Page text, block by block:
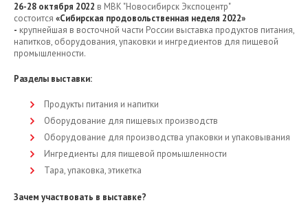
26-28 октября 2022 в МВК "Новосибирск Экспоцентр"
состоится «Сибирская продовольственная неделя 2022»
- крупнейшая в восточной части России выставка продуктов питания,
напитков, оборудования, упаковки и ингредиентов для пищевой
промышленности.
Разделы выставки:
Продукты питания и напитки
Оборудование для пищевых производств
Оборудование для производства упаковки и упаковывания
Ингредиенты для пищевой промышленности
Тара, упаковка, этикетка
Зачем участвовать в выставке?